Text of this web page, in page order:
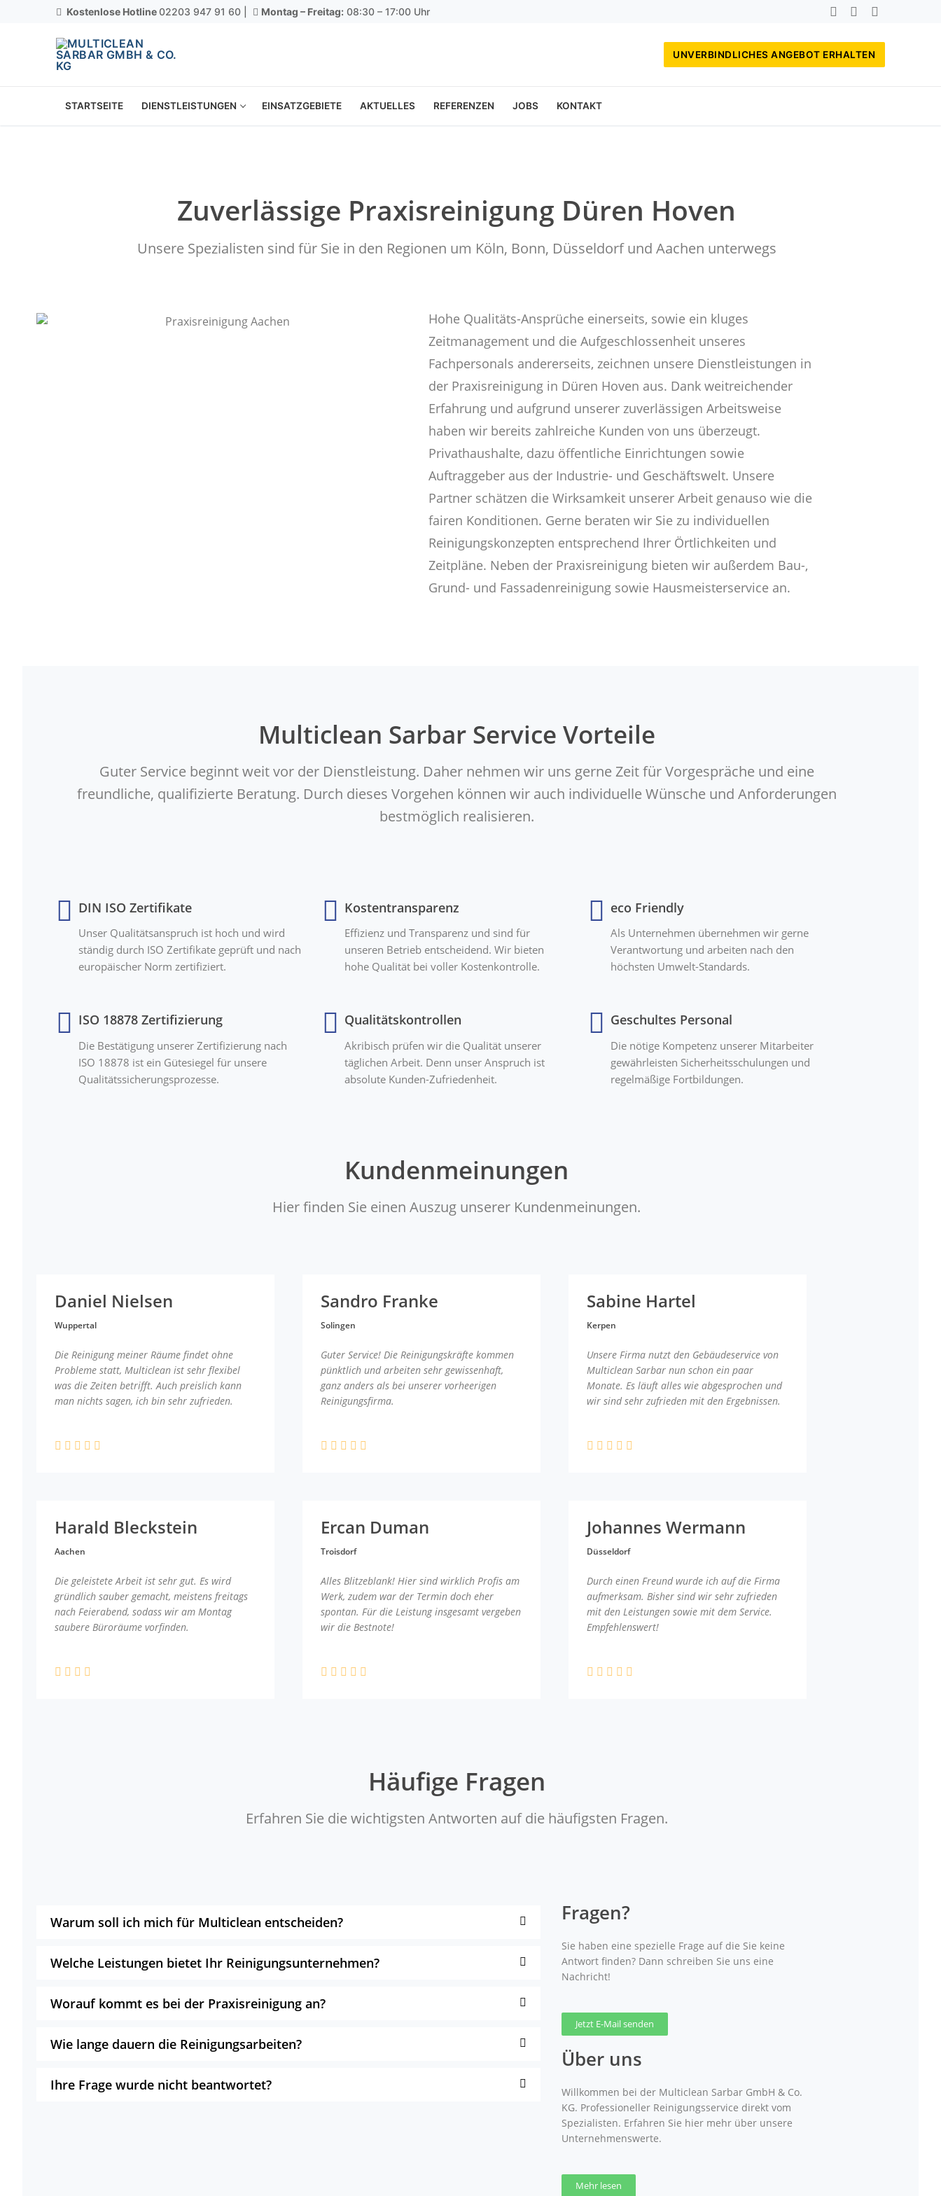
Kostenlose Hotline02203 947 91 60 | Montag – Freitag: 08:30 – 17:00 Uhr
UNVERBINDLICHES ANGEBOT ERHALTEN
STARTSEITE DIENSTLEISTUNGEN EINSATZGEBIETE AKTUELLES REFERENZEN JOBS KONTAKT
Zuverlässige Praxisreinigung Düren Hoven
Unsere Spezialisten sind für Sie in den Regionen um Köln, Bonn, Düsseldorf und Aachen unterwegs
Hohe Qualitäts-Ansprüche einerseits, sowie ein kluges
Zeitmanagement und die Aufgeschlossenheit unseres
Fachpersonals andererseits, zeichnen unsere Dienstleistungen in
der Praxisreinigung in Düren Hoven aus. Dank weitreichender
Erfahrung und aufgrund unserer zuverlässigen Arbeitsweise
haben wir bereits zahlreiche Kunden von uns überzeugt.
Privathaushalte, dazu öffentliche Einrichtungen sowie
Auftraggeber aus der Industrie- und Geschäftswelt. Unsere
Partner schätzen die Wirksamkeit unserer Arbeit genauso wie die
fairen Konditionen. Gerne beraten wir Sie zu individuellen
Reinigungskonzepten entsprechend Ihrer Örtlichkeiten und
Zeitpläne. Neben der Praxisreinigung bieten wir außerdem Bau-,
Grund- und Fassadenreinigung sowie Hausmeisterservice an.
Multiclean Sarbar Service Vorteile
Guter Service beginnt weit vor der Dienstleistung. Daher nehmen wir uns gerne Zeit für Vorgespräche und eine
freundliche, qualifizierte Beratung. Durch dieses Vorgehen können wir auch individuelle Wünsche und Anforderungen
bestmöglich realisieren.
DIN ISO Zertifikate
Unser Qualitätsanspruch ist hoch und wird
ständig durch ISO Zertifikate geprüft und nach
europäischer Norm zertifiziert.
ISO 18878 Zertifizierung
Die Bestätigung unserer Zertifizierung nach
ISO 18878 ist ein Gütesiegel für unsere
Qualitätssicherungsprozesse.
Kostentransparenz
Effizienz und Transparenz und sind für
unseren Betrieb entscheidend. Wir bieten
hohe Qualität bei voller Kostenkontrolle.
Qualitätskontrollen
Akribisch prüfen wir die Qualität unserer
täglichen Arbeit. Denn unser Anspruch ist
absolute Kunden-Zufriedenheit.
eco Friendly
Als Unternehmen übernehmen wir gerne
Verantwortung und arbeiten nach den
höchsten Umwelt-Standards.
Geschultes Personal
Die nötige Kompetenz unserer Mitarbeiter
gewährleisten Sicherheitsschulungen und
regelmäßige Fortbildungen.
Kundenmeinungen
Hier finden Sie einen Auszug unserer Kundenmeinungen.
Daniel Nielsen
Wuppertal
Die Reinigung meiner Räume findet ohne
Probleme statt, Multiclean ist sehr flexibel
was die Zeiten betrifft. Auch preislich kann
man nichts sagen, ich bin sehr zufrieden.
Sandro Franke
Solingen
Guter Service! Die Reinigungskräfte kommen
pünktlich und arbeiten sehr gewissenhaft,
ganz anders als bei unserer vorheerigen
Reinigungsfirma.
Sabine Hartel
Kerpen
Unsere Firma nutzt den Gebäudeservice von
Multiclean Sarbar nun schon ein paar
Monate. Es läuft alles wie abgesprochen und
wir sind sehr zufrieden mit den Ergebnissen.
Harald Bleckstein
Aachen
Die geleistete Arbeit ist sehr gut. Es wird
gründlich sauber gemacht, meistens freitags
nach Feierabend, sodass wir am Montag
saubere Büroräume vorfinden.
Ercan Duman
Troisdorf
Alles Blitzeblank! Hier sind wirklich Profis am
Werk, zudem war der Termin doch eher
spontan. Für die Leistung insgesamt vergeben
wir die Bestnote!
Johannes Wermann
Düsseldorf
Durch einen Freund wurde ich auf die Firma
aufmerksam. Bisher sind wir sehr zufrieden
mit den Leistungen sowie mit dem Service.
Empfehlenswert!
Häufige Fragen
Erfahren Sie die wichtigsten Antworten auf die häufigsten Fragen.
Warum soll ich mich für Multiclean entscheiden?
Welche Leistungen bietet Ihr Reinigungsunternehmen?
Worauf kommt es bei der Praxisreinigung an?
Wie lange dauern die Reinigungsarbeiten?
Ihre Frage wurde nicht beantwortet?
Fragen?
Sie haben eine spezielle Frage auf die Sie keine
Antwort finden? Dann schreiben Sie uns eine
Nachricht!
Jetzt E-Mail senden
Über uns
Willkommen bei der Multiclean Sarbar GmbH & Co.
KG. Professioneller Reinigungsservice direkt vom
Spezialisten. Erfahren Sie hier mehr über unsere
Unternehmenswerte.
Mehr lesen